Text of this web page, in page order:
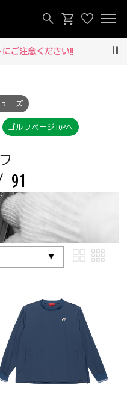
にご注意ください‼
ーズ
ゴルフページTOPへ
91